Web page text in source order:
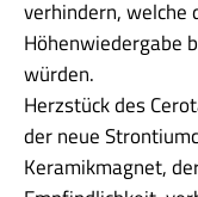
verhindern, welche
Höhenwiedergabe
würden.
Herzstück des
der neue
Keramikmagnet,